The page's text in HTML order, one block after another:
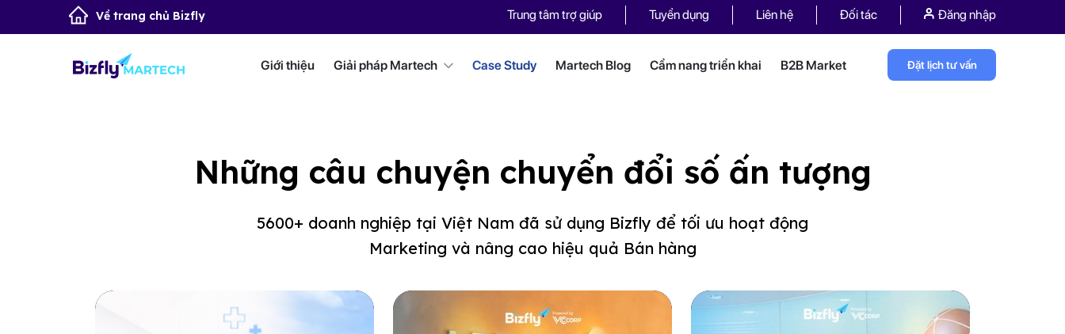
Về trang chủ Bizfly Trung tâm trợ giúp Tuyển dụng Liên hệ Đối tác Đăng nhập
Giới thiệu Giải pháp Martech Case Study Martech Blog Cẩm nang triển khai B2B Market Đặt lịch tư vấn
Những câu chuyện chuyển đổi số ấn tượng
5600+ doanh nghiệp tại Việt Nam đã sử dụng Bizfly để tối ưu hoạt động
Marketing và nâng cao hiệu quả Bán hàng